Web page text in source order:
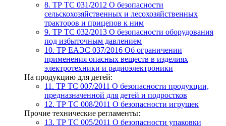
8. ТР ТС 031/2012 О безопасности
сельскохозяйственных и лесохозяйственных
тракторов и прицепов к ним
9. ТР ТС 032/2013 О безопасности оборудования
под избыточным давлением
10. ТР ЕАЭС 037/2016 Об ограничении
применения опасных веществ в изделиях
электротехники и радиоэлектроники
На продукцию для детей:
11. ТР ТС 007/2011 О безопасности продукции,
предназначенной для детей и подростков
12. ТР ТС 008/2011 О безопасности игрушек
Прочие технические регламенты:
13. ТР ТС 005/2011 О безопасности упаковки